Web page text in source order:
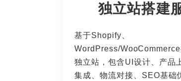
独立站搭建
基于Shopify、
WordPress/
独立站，包含UI设计、产品
集成、物流对接、SEO基础